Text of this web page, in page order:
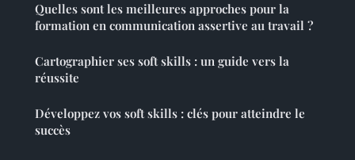
Quelles sont les meilleures approches pour la
formation en communication assertive au travail ?
Cartographier ses soft skills : un guide vers la
réussite
Développez vos soft skills : clés pour atteindre le
succès